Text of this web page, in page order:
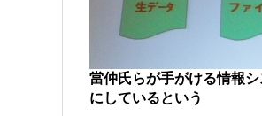
當仲氏らが手がける情報
にしているという